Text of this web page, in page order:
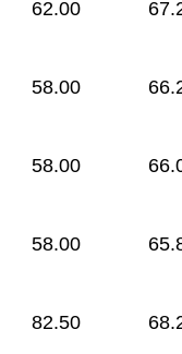
62.00
58.00
58.00
58.00
82.50